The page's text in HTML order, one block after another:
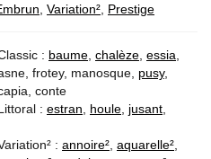
Variation² Prestige
: baume chalèze essia
frotey, manosque, pusy,
conte
: estran houle jusant
: annoire² aquarelle²